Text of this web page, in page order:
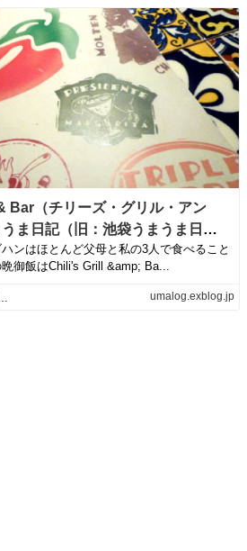
Bar（チリーズ・グリル・アン
ま日記（旧：池袋うまうま日
ンはほとんど父母と私の3人で食べること
御飯はChili's Grill &amp; Ba...
旧：池袋うまうま日記。） umalog.exblog.jp